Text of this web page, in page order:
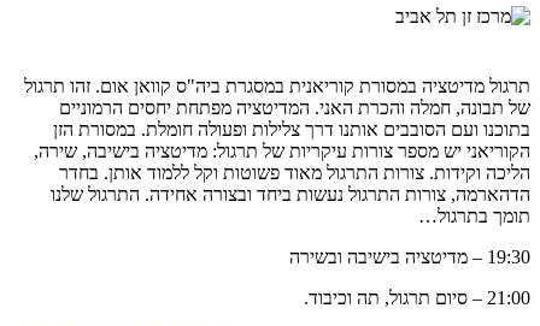
תרגול מדיטציה במסורת קוריאנית במסגרת ביה"ס קוואן אום. זהו תרגול
של תבונה, חמלה והכרת האני. המדיטציה מפתחת יחסים הרמוניים
בתוכנו ועם הסובבים אותנו דרך צלילות ופעולה חומלת. במסורת הזן
הקוריאני יש מספר צורות עיקריות של תרגול: מדיטציה בישיבה, שירה,
הליכה וקידות. צורות התרגול מאוד פשוטות וקל ללמוד אותן. בחדר
הדהארמה, צורות התרגול נעשות ביחד ובצורה אחידה. התרגול שלנו
תומך בתרגול…
19:30 – מדיטציה בישיבה ובשירה
21:00 – סיום תרגול, תה וכיבוד.